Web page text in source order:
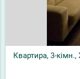
Квартира, 3-